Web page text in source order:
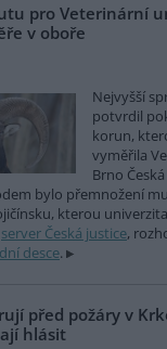
pro Veterinární
v oboře
Nejvyšší
potvrdil
korun,
vyměřila
Brno
bylo přemnožení
kterou
server Česká justice,
desce.
před požáry v
hlásit